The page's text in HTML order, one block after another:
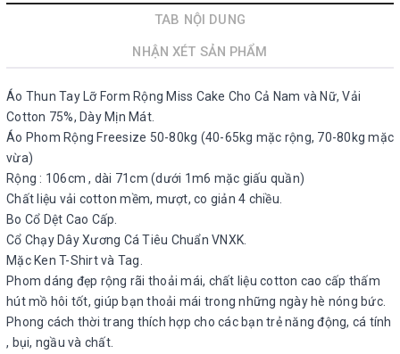
TAB NỘI DUNG
NHẬN XÉT SẢN PHẨM
Áo Thun Tay Lỡ Form Rộng Miss Cake Cho Cả Nam và Nữ, Vải
Cotton 75%, Dày Mịn Mát.
Áo Phom Rộng Freesize 50-80kg (40-65kg mặc rộng, 70-80kg mặc
vừa)
Rộng : 106cm , dài 71cm (dưới 1m6 mặc giấu quần)
Chất liệu vải cotton mềm, mượt, co giản 4 chiều.
Bo Cổ Dệt Cao Cấp.
Cổ Chạy Dây Xương Cá Tiêu Chuẩn VNXK.
Mặc Ken T-Shirt và Tag.
Phom dáng đẹp rộng rãi thoải mái, chất liệu cotton cao cấp thấm
hút mồ hôi tốt, giúp bạn thoải mái trong những ngày hè nóng bức.
Phong cách thời trang thích hợp cho các bạn trẻ năng động, cá tính
, bụi, ngầu và chất.